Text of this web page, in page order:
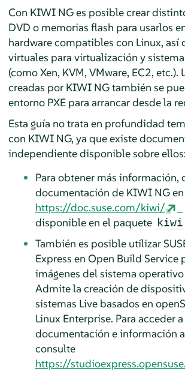
Con KIWI NG es posible crear
DVD o memorias flash para usarlos
hardware compatibles con Linux, así
virtuales para virtualización y
(como Xen, KVM, VMware, EC2, etc.).
creadas por KIWI NG también se
entorno PXE para arrancar desde la
Esta guía no trata en profundidad
con KIWI NG, ya que existe
independiente disponible sobre ellos:
Para obtener más información,
documentación de KIWI NG en
https://doc.suse.com/kiwi/
disponible en el paquete
También es posible utilizar
Express en Open Build Service
imágenes del sistema
Admite la creación de
sistemas Live basados en
Linux Enterprise. Para acceder
documentación e información
consulte
https://